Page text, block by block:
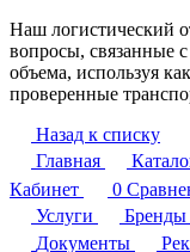
Наш логистический
вопросы, связанные
объема, используя
проверенные
Назад к списку
Главная
Кабинет
0
Услуги
Бренды
Документы